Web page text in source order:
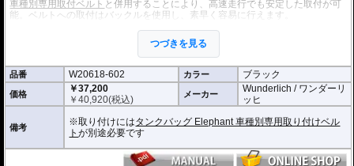
車種別専用取付ベルト と併用することにより、高速走行でも安定した取付が可
能。ベルトへの取付はバックルを使用し、素早く容易に行えます。
・給油時もタンクキャップにすばやくアクセスできます。
・防水加工 (完全防水を保証するものではありません)
・防水ファスナーを装備
・米軍規格のMolleシステムを採用。様々なオプションが設置可能です。
容量 : 約9L
D x W x H(cm) : 30.5 x 22 x 13.5
オプション
タンクバッグElephantに搭載可能な追加バッグなど
しております。
つづきを見る
品番 W20618-602 カラー ブラック
価格
￥37,200
￥40,920(税込) メーカー
Wunderlich / ワンダーリ
ッヒ
備考 ※取り付けにはタンクバッグ Elephant 車種別専用取り付けベル
トが別途必要です